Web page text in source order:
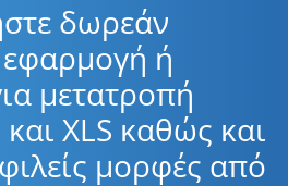
δωρεάν
ή
μετατροπή
XLS καθώς και
μορφές από